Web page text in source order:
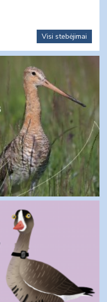
Visi stebėjimai